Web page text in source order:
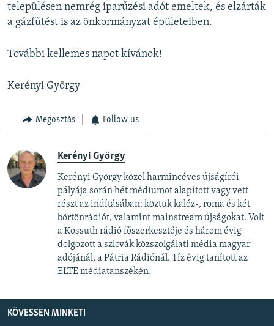
településen nemrég iparűzési adót emeltek, és elzárták
a gázfűtést is az önkormányzat épületeiben.
További kellemes napot kívánok!
Kerényi György
Megosztás Follow us
Kerényi György
Kerényi György közel harmincéves újságírói
pályája során hét médiumot alapított vagy vett
részt az indításában: köztük kalóz-, roma és két
börtönrádiót, valamint mainstream újságokat. Volt
a Kossuth rádió főszerkesztője és három évig
dolgozott a szlovák közszolgálati média magyar
adójánál, a Pátria Rádiónál. Tíz évig tanított az
ELTE médiatanszékén.
KÖVESSEN MINKET!